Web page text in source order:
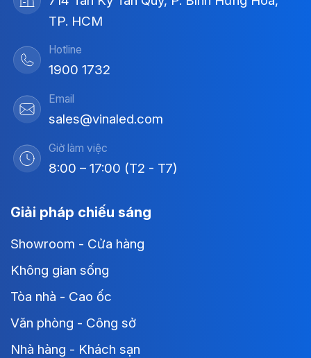
TP. HCM
Hotline
1900 1732
Email
sales@vinaled.com
Giờ làm việc
8:00 – 17:00 (T2 - T7)
Giải pháp chiếu sáng
Showroom - Cửa hàng
Không gian sống
Tòa nhà - Cao ốc
Văn phòng - Công sở
Nhà hàng - Khách sạn